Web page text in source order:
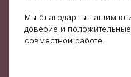
Мы благодарны нашим
доверие и
совместной работе.